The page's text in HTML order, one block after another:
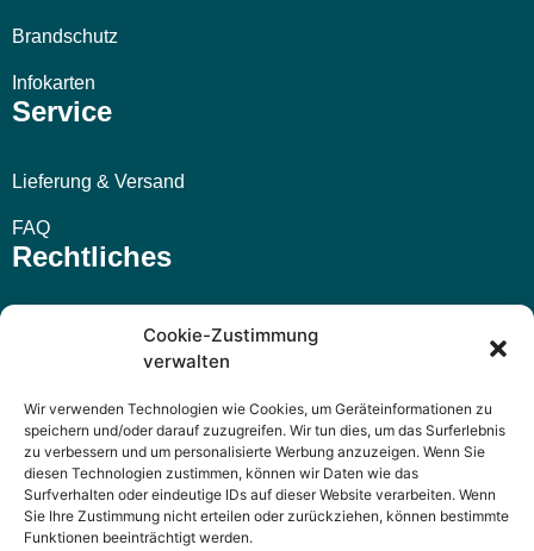
Cookie-Zustimmung
verwalten
Wir verwenden Technologien wie Cookies, um Geräteinformationen zu
speichern und/oder darauf zuzugreifen. Wir tun dies, um das Surferlebnis
zu verbessern und um personalisierte Werbung anzuzeigen. Wenn Sie
diesen Technologien zustimmen, können wir Daten wie das
Surfverhalten oder eindeutige IDs auf dieser Website verarbeiten. Wenn
Sie Ihre Zustimmung nicht erteilen oder zurückziehen, können bestimmte
Funktionen beeinträchtigt werden.
Brandschutz
Infokarten
Service
Lieferung & Versand
FAQ
Rechtliches
Widerrufsbelehrung
Datenschutzerklärung